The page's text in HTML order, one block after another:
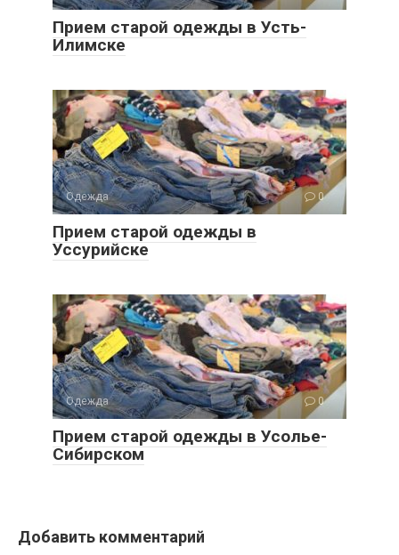
Прием старой одежды в Усть-
Илимске
Одежда 0
Прием старой одежды в
Уссурийске
Одежда 0
Прием старой одежды в Усолье-
Сибирском
Добавить комментарий